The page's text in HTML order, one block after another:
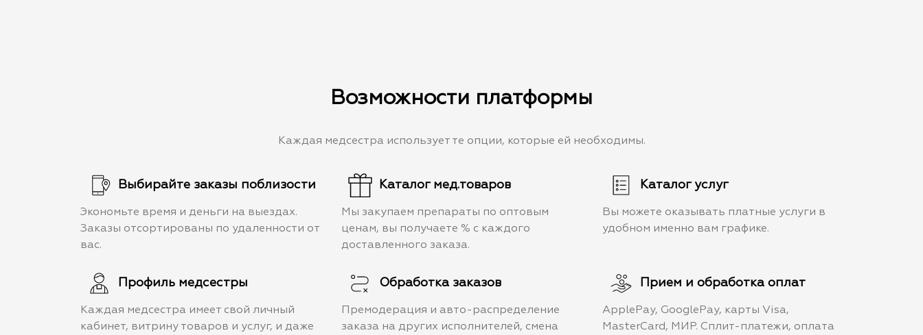
Возможности платформы
Каждая медсестра использует те опции, которые ей необходимы.
Выбирайте заказы поблизости
Экономьте время и деньги на выездах.
Заказы отсортированы по удаленности от
вас.
Каталог мед.товаров
Мы закупаем препараты по оптовым
ценам, вы получаете % с каждого
доставленного заказа.
Каталог услуг
Вы можете оказывать платные услуги в
удобном именно вам графике.
Профиль медсестры
Каждая медсестра имеет свой личный
кабинет, витрину товаров и услуг, и даже
Обработка заказов
Премодерация и авто-распределение
заказа на других исполнителей, смена
Прием и обработка оплат
ApplePay, GooglePay, карты Visa,
MasterCard, МИР. Сплит-платежи, оплата